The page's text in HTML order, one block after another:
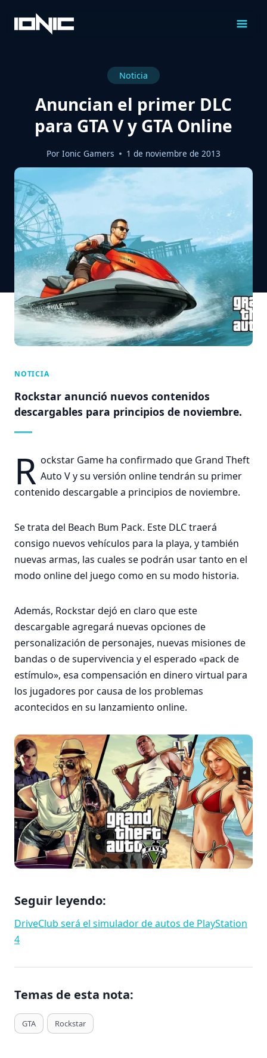
Contenido
Noticia
Anuncian el primer DLC
para GTA V y GTA Online
Por Ionic Gamers 1 de noviembre de 2013
NOTICIA
Rockstar anunció nuevos contenidos
descargables para principios de noviembre.
R ockstar Game ha confirmado que Grand Theft
Auto V y su versión online tendrán su primer
contenido descargable a principios de noviembre.
Se trata del Beach Bum Pack. Este DLC traerá
consigo nuevos vehículos para la playa, y también
nuevas armas, las cuales se podrán usar tanto en el
modo online del juego como en su modo historia.
Además, Rockstar dejó en claro que este
descargable agregará nuevas opciones de
personalización de personajes, nuevas misiones de
bandas o de supervivencia y el esperado «pack de
estímulo», esa compensación en dinero virtual para
los jugadores por causa de los problemas
acontecidos en su lanzamiento online.
Seguir leyendo:
DriveClub será el simulador de autos de PlayStation
4
Temas de esta nota:
T
a
GTA Rockstar